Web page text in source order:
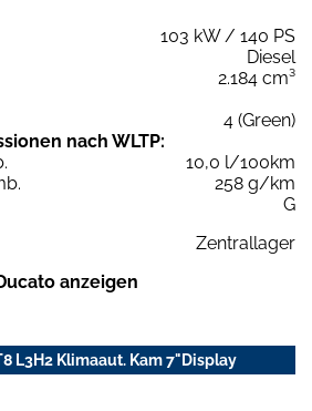
103 kW / 140 PS
Diesel
2.184 cm³
4 (Green)
nach WLTP:
10,0 l/100km
258 g/km
G
Zentrallager
anzeigen
L3H2 Klimaaut. Kam 7"Display